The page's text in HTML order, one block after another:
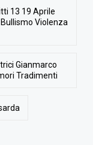
13 19 Aprile
Bullismo Violenza
Gianmarco
Tradimenti